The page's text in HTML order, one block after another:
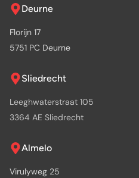
Deurne
Florijn 17
5751 PC Deurne
Sliedrecht
Leeghwaterstraat 105
3364 AE Sliedrecht
Almelo
Virulyweg 25